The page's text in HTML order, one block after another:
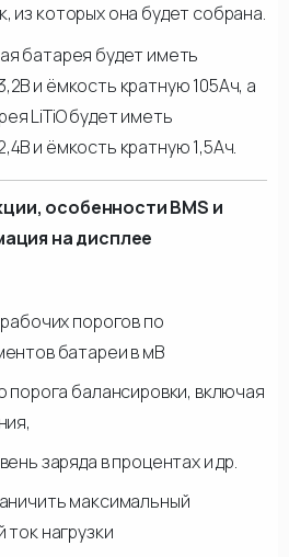
из которых она будет собрана.
батарея будет иметь
и ёмкость кратную 105Ач, а
LiTiO будет иметь
и ёмкость кратную 1,5Ач.
особенности BMS и
на дисплее
порогов по
батареи в мВ
порога балансировки, включая
заряда в процентах и др.
максимальный
нагрузки